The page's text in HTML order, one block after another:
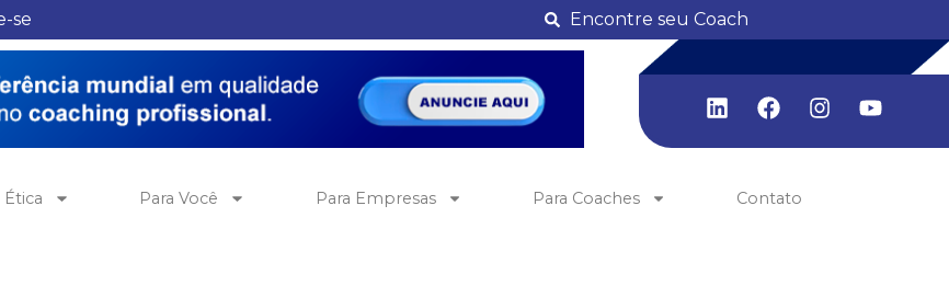
se Encontre seu Coach
Ética Para Você Para Empresas Para Coaches Contato